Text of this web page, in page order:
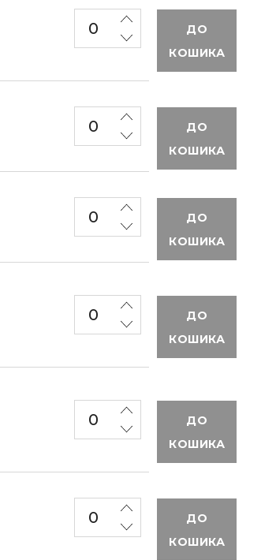
ДО
КОШИКА
ДО
КОШИКА
ДО
КОШИКА
ДО
КОШИКА
ДО
КОШИКА
ДО
КОШИКА